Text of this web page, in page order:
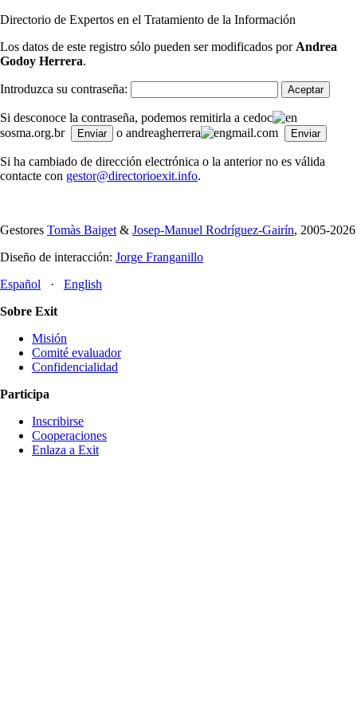
Directorio de Expertos en el Tratamiento de la Información
Los datos de este registro sólo pueden ser modificados por Andrea
Godoy Herrera.
Introduzca su contraseña:
Si desconoce la contraseña, podemos remitirla a cedoc
sosma.org.br
o andreagherrera gmail.com
Si ha cambiado de dirección electrónica o la anterior no es válida
contacte con gestor@directorioexit.info.
Gestores Tomàs Baiget & Josep-Manuel Rodríguez-Gairín, 2005-2026
Diseño de interacción: Jorge Franganillo
Español · English
Sobre Exit
Misión
Comité evaluador
Confidencialidad
Participa
Inscribirse
Cooperaciones
Enlaza a Exit